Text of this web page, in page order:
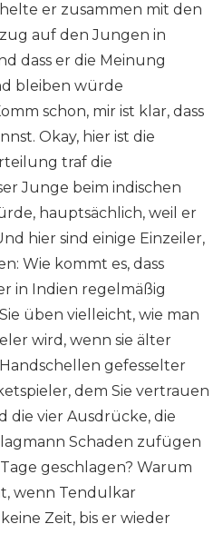
er zusammen mit den
auf den Jungen in
dass er die Meinung
bleiben würde
schon, mir ist klar, dass
Okay, hier ist die
traf die
Junge beim indischen
hauptsächlich, weil er
hier sind einige Einzeiler,
Wie kommt es, dass
in Indien regelmäßig
üben vielleicht, wie man
wird, wenn sie älter
gefesselter
dem Sie vertrauen
die vier Ausdrücke, die
Schaden zufügen
geschlagen? Warum
wenn Tendulkar
Zeit, bis er wieder